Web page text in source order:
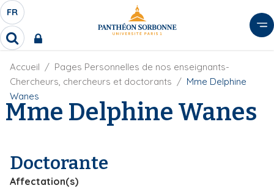
A
l
l
e
S
É
L
E
C
T
E
U
E
L
F
R
FR
R
c
h
e
r
c
r
F
i
d
'
A
a
n
e
Accueil
Pages Personnelles de nos enseignants-
Chercheurs, chercheurs et doctorants
Mme Delphine
Wanes
Mme Delphine Wanes
Doctorante
Affectation(s)